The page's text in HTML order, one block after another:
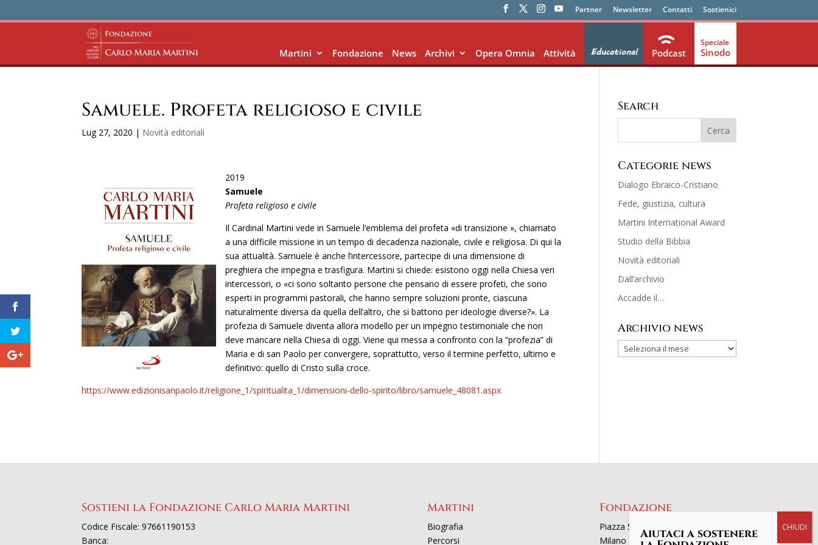
Partner Newsletter Contatti Sostienici
Martini Fondazione News Archivi Opera Omnia Attività Educational Podcast Sinodo
Samuele. Profeta religioso e civile
Lug 27, 2020 | Novità editoriali
2019
Samuele
Profeta religioso e civile
Il Cardinal Martini vede in Samuele l’emblema del profeta «di transizione », chiamato
a una difficile missione in un tempo di decadenza nazionale, civile e religiosa. Di qui la
sua attualità. Samuele è anche l’intercessore, partecipe di una dimensione di
preghiera che impegna e trasfigura. Martini si chiede: esistono oggi nella Chiesa veri
intercessori, o «ci sono soltanto persone che pensano di essere profeti, che sono
esperti in programmi pastorali, che hanno sempre soluzioni pronte, ciascuna
naturalmente diversa da quella dell’altro, che si battono per ideologie diverse?». La
profezia di Samuele diventa allora modello per un impegno testimoniale che non
deve mancare nella Chiesa di oggi. Viene qui messa a confronto con la “profezia” di
Maria e di san Paolo per convergere, soprattutto, verso il termine perfetto, ultimo e
definitivo: quello di Cristo sulla croce.
https://www.edizionisanpaolo.it/religione_1/spiritualita_1/dimensioni-dello-spirito/libro/samuele_48081.aspx
Search
Categorie news
Dialogo Ebraico-Cristiano
Fede, giustizia, cultura
Martini International Award
Studio della Bibbia
Novità editoriali
Dall’archivio
Accadde il…
Archivio news
Sostieni la Fondazione Carlo Maria Martini
Codice Fiscale: 97661190153
Banca:
Martini
Biografia
Percorsi
Fondazione
Piazza San Fedele 4, 20121
Milano
Aiutaci a sostenere